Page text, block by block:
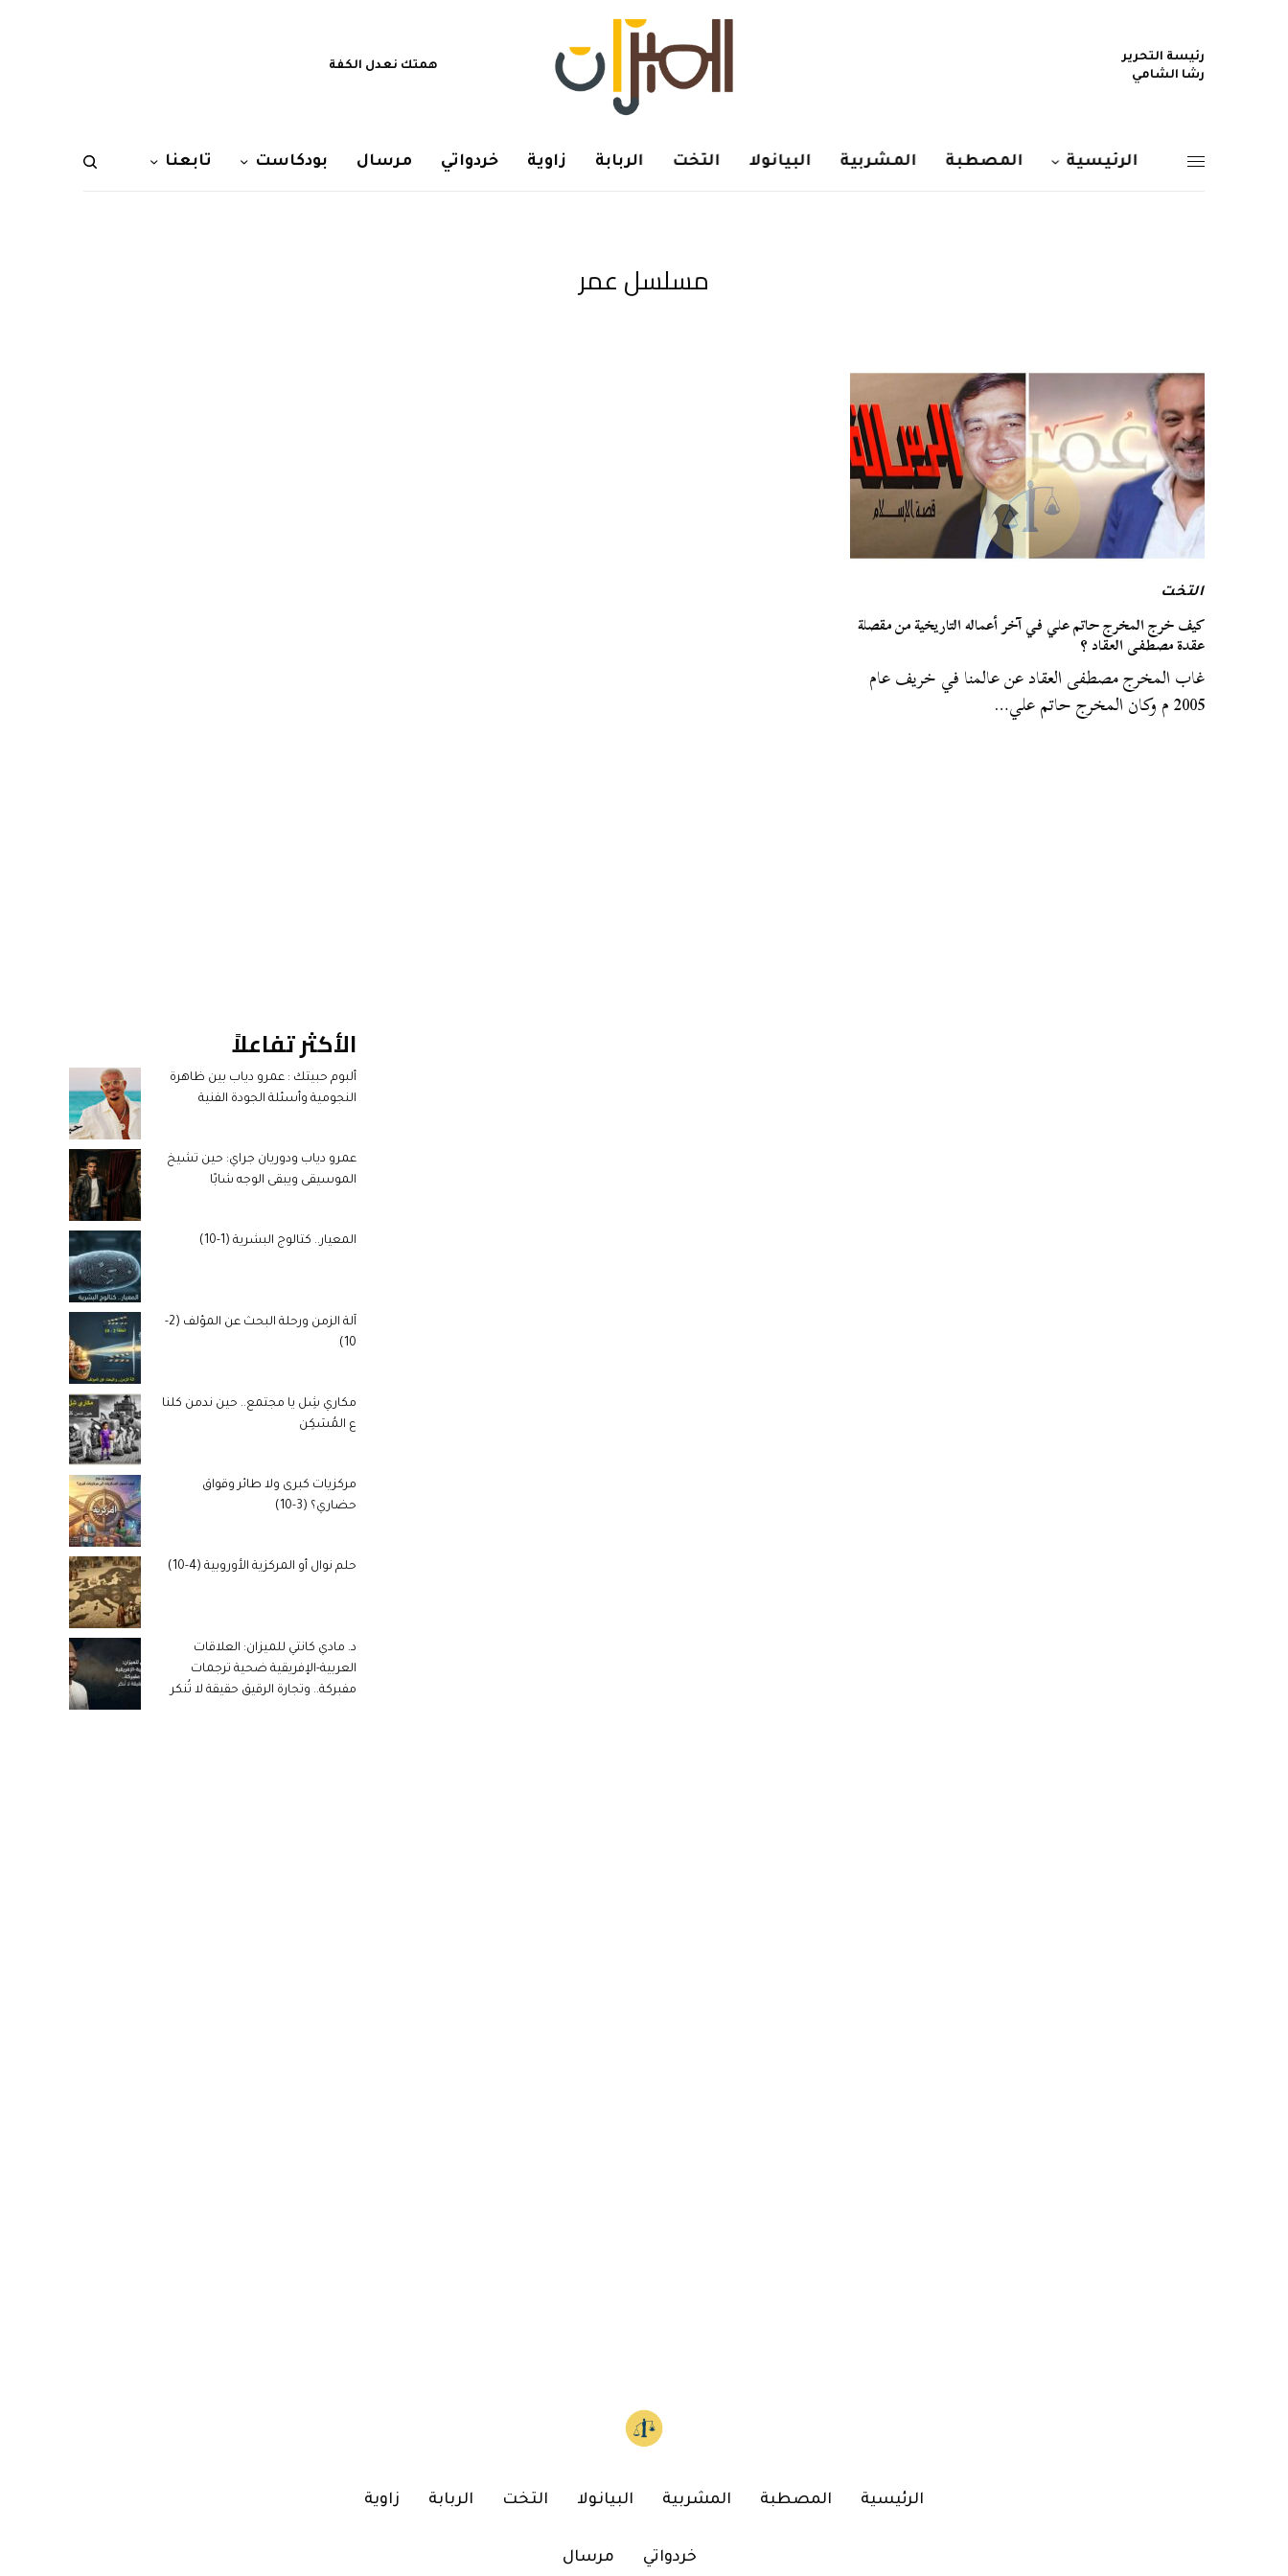
رئيسة التحرير
رشا الشامي
همتك نعدل الكفة
الرئيسية المصطبة المشربية البيانولا التخت الربابة زاوية خردواتي مرسال بودكاست تابعنا
مسلسل عمر
التخت
كيف خرج المخرج حاتم علي في آخر أعماله التاريخية من مقصلة
عقدة مصطفى العقاد ؟
غاب المخرج مصطفى العقاد عن عالمنا في خريف عام
2005 م وكان المخرج حاتم علي…
الأكثر تفاعلاً
ألبوم حبيتك : عمرو دياب بين ظاهرة
النجومية وأسئلة الجودة الفنية
عمرو دياب ودوريان جراي: حين تشيخ
الموسيقى ويبقى الوجه شابًا
المعيار.. كتالوج البشرية (1-10)
آلة الزمن ورحلة البحث عن المؤلف (2-
10)
مكاري شِل يا مجتمع.. حين ندمن كلنا
ع المُسَكِن
مركزيات كبرى ولا طائر وقواق
حضاري؟ (3-10)
حلم نوال أو المركزية الأوروبية (4-10)
د. مادي كانتي للميزان: العلاقات
العربية-الإفريقية ضحية ترجمات
مفبركة.. وتجارة الرقيق حقيقة لا تُنكر
الرئيسية المصطبة المشربية البيانولا التخت الربابة زاوية
خردواتي مرسال